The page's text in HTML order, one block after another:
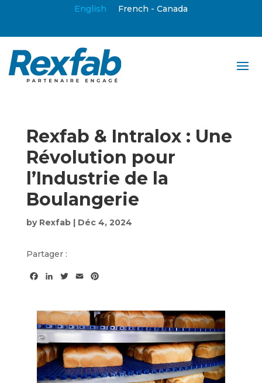
English French - Canada
Rexfab & Intralox : Une
Révolution pour
l’Industrie de la
Boulangerie
by Rexfab| Déc 4, 2024
Partager :
b
o
o
k
e
d
I
n
T
t
e
E
l
e
r
s
t